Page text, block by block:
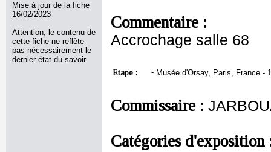
Mise à jour de la fiche
16/02/2023
Attention, le contenu de
cette fiche ne reflète
pas nécessairement le
dernier état du savoir.
Commentaire :
Accrochage salle 68
Etape : - Musée d'Orsay, Paris, France -
Commissaire :
Catégories